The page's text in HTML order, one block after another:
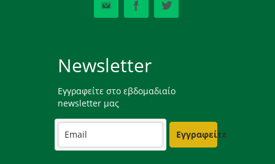
Newsletter
Εγγραφείτε στο εβδομαδιαίο
newsletter μας
Εγγραφείτε